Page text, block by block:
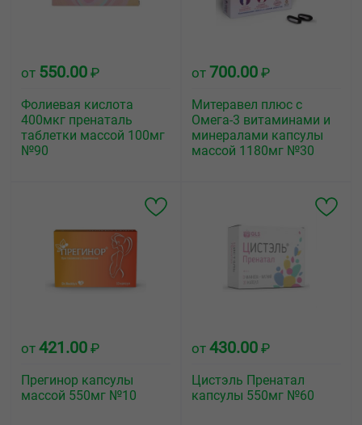
от 550.00 ₽
Фолиевая кислота
400мкг пренаталь
таблетки массой 100мг
№90
от 700.00 ₽
Митеравел плюс с
Омега-3 витаминами и
минералами капсулы
массой 1180мг №30
от 421.00 ₽
Прегинор капсулы
массой 550мг №10
от 430.00 ₽
Цистэль Пренатал
капсулы 550мг №60